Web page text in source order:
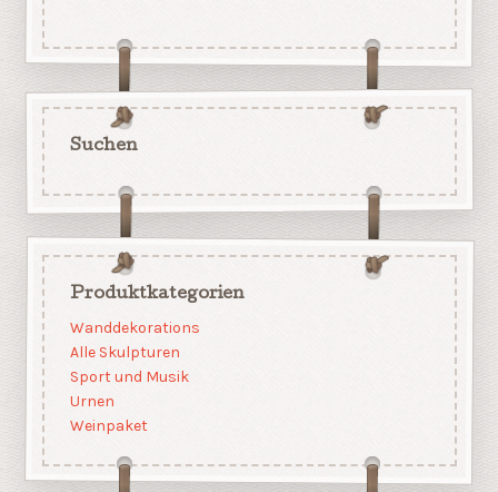
Suchen
Produktkategorien
Wanddekorations
Alle Skulpturen
Sport und Musik
Urnen
Weinpaket